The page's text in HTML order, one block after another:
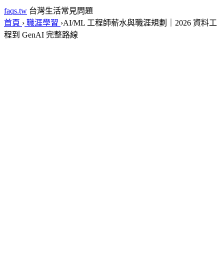
faqs.tw 台灣生活常見問題
首頁 › 職涯學習 ›AI/ML 工程師薪水與職涯規劃｜2026 資料工
程到 GenAI 完整路線